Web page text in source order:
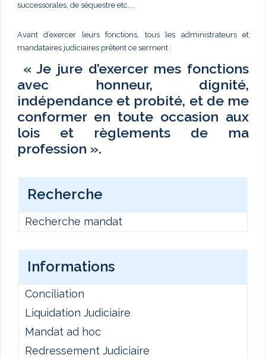
successorales, de séquestre etc....
Avant d’exercer leurs fonctions, tous les administrateurs et
mandataires judiciaires prêtent ce serment :
« Je jure d’exercer mes fonctions
avec honneur, dignité,
indépendance et probité, et de me
conformer en toute occasion aux
lois et règlements de ma
profession ».
Recherche
Recherche mandat
Informations
Conciliation
Liquidation Judiciaire
Mandat ad hoc
Redressement Judiciaire